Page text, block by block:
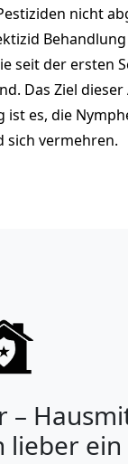
nicht
seit der ersten
Das Ziel
ist es, die
sich vermehren.
–
lieber ein